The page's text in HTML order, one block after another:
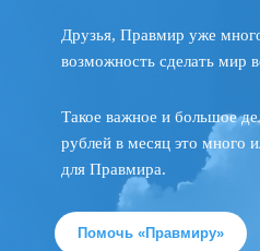
Друзья, Правмир уже
возможность сделать мир
Такое важное и большое
рублей в месяц это много
для Правмира.
Помочь «Правмиру»